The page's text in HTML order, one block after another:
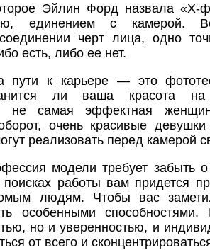
Эйлин Форд назвала «Х-
единением с камерой.
черт лица, одно
есть, либо ее нет.
к карьере — это
ли ваша красота
не самая эффектная
очень красивые
реализовать перед камерой
модели требует забыть о
работы вам придется
людям. Чтобы вас
особенными
но и уверенностью, и
от всего и